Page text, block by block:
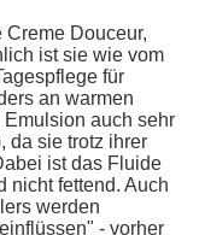
Douceur,
ist sie wie vom
für
an warmen
auch sehr
da sie trotz ihrer
ist das Fluide
nicht fettend. Auch
werden
- vorher